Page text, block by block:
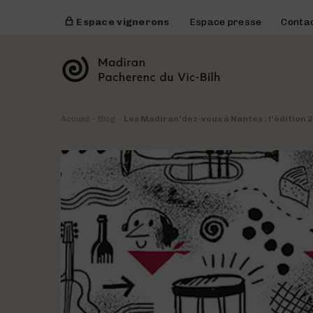
Espace vignerons Espace presse
Accueil Blog Les Madiran’dez-vous à Nantes : l’édition